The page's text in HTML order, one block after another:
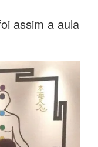
assim a aula